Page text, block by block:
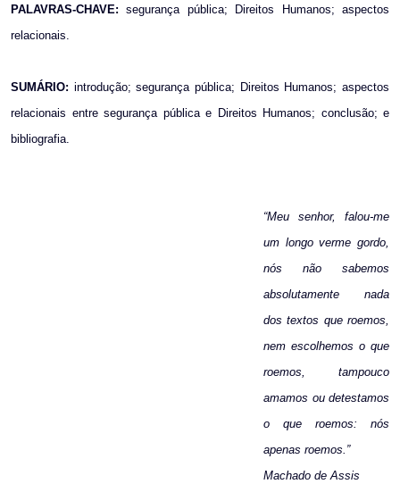
PALAVRAS-CHAVE: segurança pública; Direitos Humanos; aspectos
relacionais.
SUMÁRIO: introdução; segurança pública; Direitos Humanos; aspectos
relacionais entre segurança pública e Direitos Humanos; conclusão; e
bibliografia.
“Meu senhor, falou-me
um longo verme gordo,
nós não sabemos
absolutamente nada
dos textos que roemos,
nem escolhemos o que
roemos, tampouco
amamos ou detestamos
o que roemos: nós
apenas roemos.”
Machado de Assis